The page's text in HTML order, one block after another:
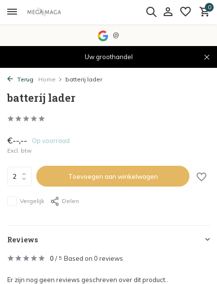
0
@
Uw groothandel
Terug Home batterij lader
batterij lader
€--,-- Op voorraad
Excl. btw
Toevoegen aan winkelwagen
Vergelijk Delen
Reviews
0 / 5 Based on 0 reviews
Er zijn nog geen reviews geschreven over dit product..